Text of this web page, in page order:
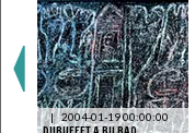
| 2004-01-19 00:00:00